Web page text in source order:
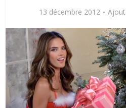
13 décembre 2012